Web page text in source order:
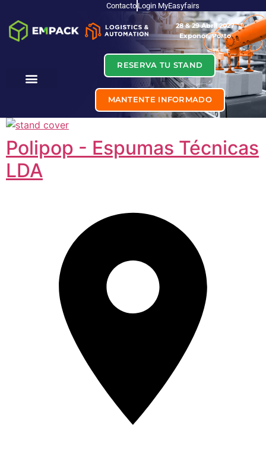
Contacto Login MyEasyfairs
28 & 29 Abril 2027
Exponor, Porto
RESERVA TU STAND
MANTENTE INFORMADO
Polipop - Espumas Técnicas
LDA